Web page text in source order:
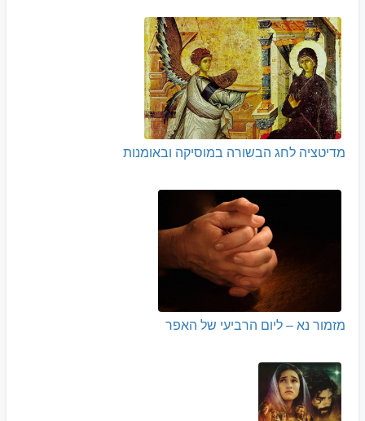
מדיטציה לחג הבשורה במוסיקה ובאומנות
מזמור נא – ליום הרביעי של האפר